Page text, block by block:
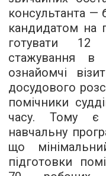
консультанта —
кандидатом на
готувати 12
стажування в
ознайомчі
досудового
помічники
часу. Тому є
навчальну
що
підготовки